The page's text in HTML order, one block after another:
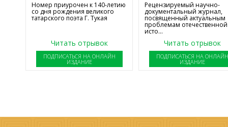
Номер приурочен к 140-летию
со дня рождения великого
татарского поэта Г. Тукая
Читать отрывок
ПОДПИСАТЬСЯ НА ОНЛАЙН
ИЗДАНИЕ
Рецензируемый научно-
документальный журнал,
посвященный актуальным
проблемам отечественной
исто...
Читать отрывок
ПОДПИСАТЬСЯ НА
ИЗДАНИЕ